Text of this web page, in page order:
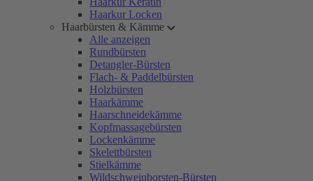
Haarkur Locken
Haarbürsten & Kämme
Alle anzeigen
Rundbürsten
Detangler-Bürsten
Flach- & Paddelbürsten
Holzbürsten
Haarkämme
Haarschneidekämme
Kopfmassagebürsten
Lockenkämme
Skelettbürsten
Stielkämme
Wildschweinborsten-Bürsten